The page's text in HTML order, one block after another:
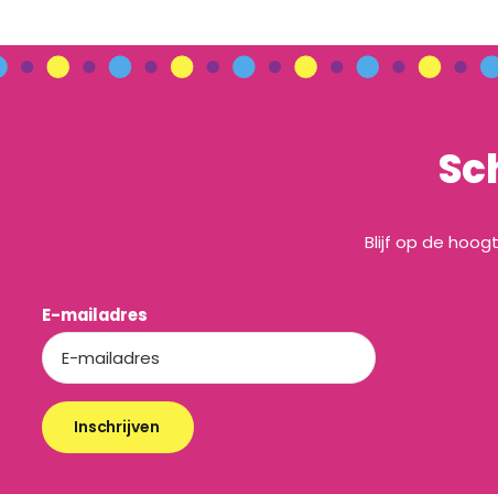
Blijf op de
E-mailadres
Inschrijven